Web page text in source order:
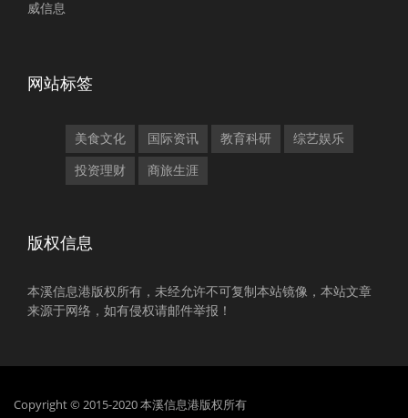
威信息
网站标签
美食文化 国际资讯 教育科研 综艺娱乐
投资理财 商旅生涯
版权信息
本溪信息港版权所有，未经允许不可复制本站镜像，本站文章
来源于网络，如有侵权请邮件举报！
Copyright © 2015-2020 本溪信息港版权所有